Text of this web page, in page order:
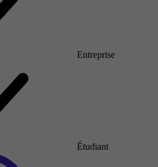
Entreprise
Étudiant